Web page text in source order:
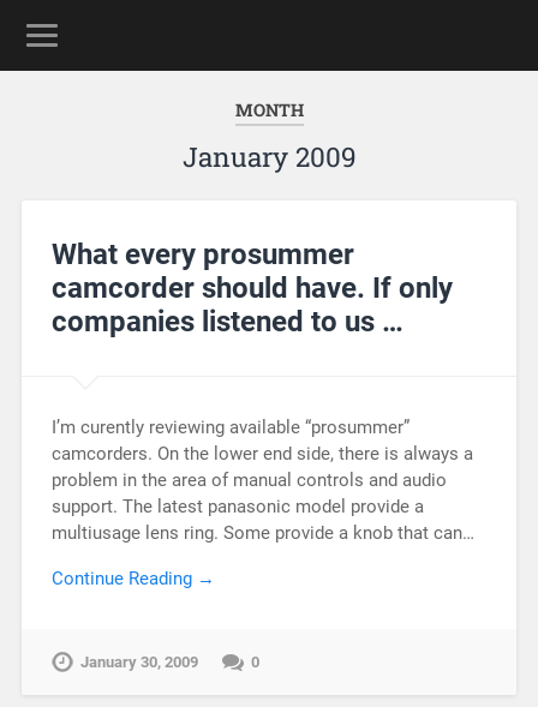
MONTH
January 2009
What every prosummer
camcorder should have. If only
companies listened to us …
I’m curently reviewing available “prosummer”
camcorders. On the lower end side, there is always a
problem in the area of manual controls and audio
support. The latest panasonic model provide a
multiusage lens ring. Some provide a knob that can…
Continue Reading →
January 30, 2009 0